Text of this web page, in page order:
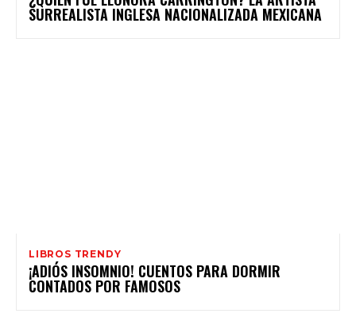
SURREALISTA INGLESA NACIONALIZADA MEXICANA
LIBROS TRENDY
¡ADIÓS INSOMNIO! CUENTOS PARA DORMIR
CONTADOS POR FAMOSOS